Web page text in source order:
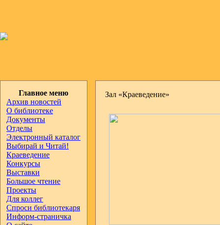
Главное меню
Архив новостей
О библиотеке
Документы
Отделы
Электронный каталог
Выбирай и Читай!
Краеведение
Конкурсы
Выставки
Большое чтение
Проекты
Для коллег
Спроси библиотекаря
Информ-страничка
Зал «Краеведение»